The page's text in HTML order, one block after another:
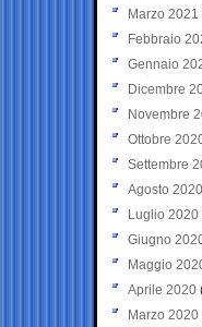
Marzo 2021
Febbraio
Gennaio
Dicembre
Novembre
Ottobre
Settembre
Agosto 2020
Luglio 2020
Giugno
Maggio
Aprile 2020
Marzo 2020